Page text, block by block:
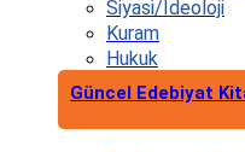
Siyasi/İdeoloji
Kuram
Hukuk
Güncel Edebiyat